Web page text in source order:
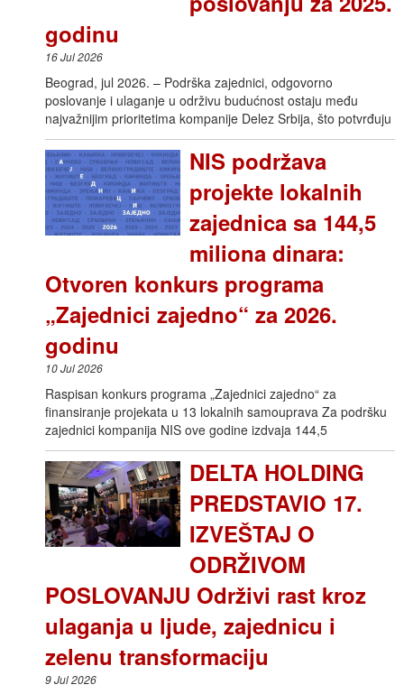
godinu
16 Jul 2026
Beograd, jul 2026. – Podrška zajednici, odgovorno
poslovanje i ulaganje u održivu budućnost ostaju među
najvažnijim prioritetima kompanije Delez Srbija, što potvrđuju
NIS podržava
projekte lokalnih
zajednica sa 144,5
miliona dinara:
Otvoren konkurs programa
„Zajednici zajedno“ za 2026.
godinu
10 Jul 2026
Raspisan konkurs programa „Zajednici zajedno“ za
finansiranje projekata u 13 lokalnih samouprava Za podršku
zajednici kompanija NIS ove godine izdvaja 144,5
DELTA HOLDING
PREDSTAVIO 17.
IZVEŠTAJ O
ODRŽIVOM
POSLOVANJU Održivi rast kroz
ulaganja u ljude, zajednicu i
zelenu transformaciju
9 Jul 2026